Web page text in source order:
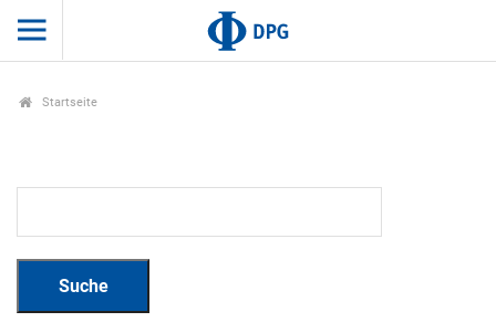
Startseite